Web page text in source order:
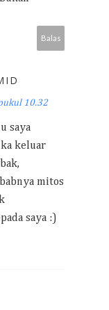
Balas
10.32
saya
keluar
mitos
saya :)